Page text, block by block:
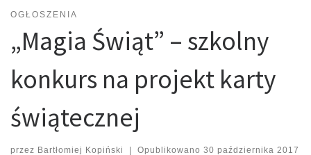
OGŁOSZENIA
„Magia Świąt” – szkolny
konkurs na projekt karty
świątecznej
przez Bartłomiej Kopiński Opublikowano 30 października 2017